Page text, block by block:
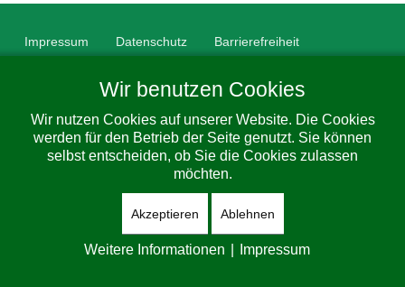
Impressum Datenschutz
Barrierefreiheit
JoomShaper
Wir benutzen Cookies
Wir nutzen Cookies auf unserer Website. Die Cookies
werden für den Betrieb der Seite genutzt. Sie können
selbst entscheiden, ob Sie die Cookies zulassen
möchten.
Akzeptieren Ablehnen
Weitere Informationen | Impressum